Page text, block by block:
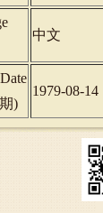
中文
)
1979-08-14